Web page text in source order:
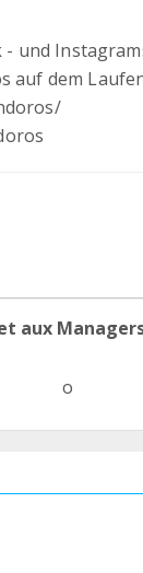
- und
auf dem
aux
o